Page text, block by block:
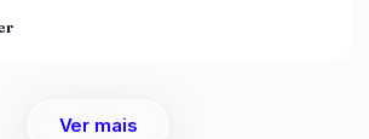
Ver mais